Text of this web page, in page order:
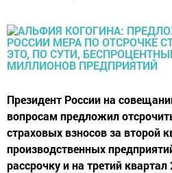
Президент России на
вопросам предложил
страховых взносов за второй
производственных
рассрочку и на третий